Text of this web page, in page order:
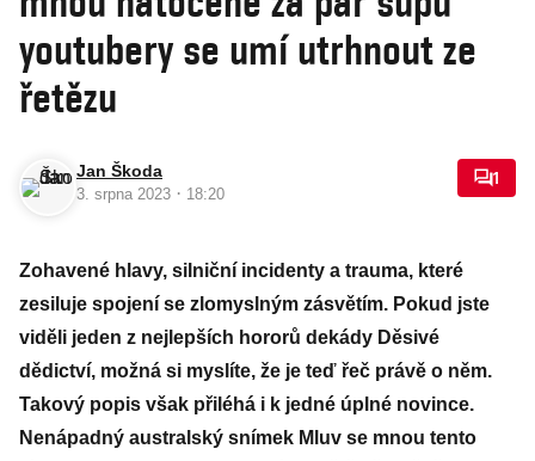
youtubery se umí utrhnout ze
řetězu
Jan Škoda
3. srpna 2023 · 18:20
1
Zohavené hlavy, silniční incidenty a trauma, které
zesiluje spojení se zlomyslným zásvětím. Pokud jste
viděli jeden z nejlepších hororů dekády Děsivé
dědictví, možná si myslíte, že je teď řeč právě o něm.
Takový popis však přiléhá i k jedné úplné novince.
Nenápadný australský snímek Mluv se mnou tento